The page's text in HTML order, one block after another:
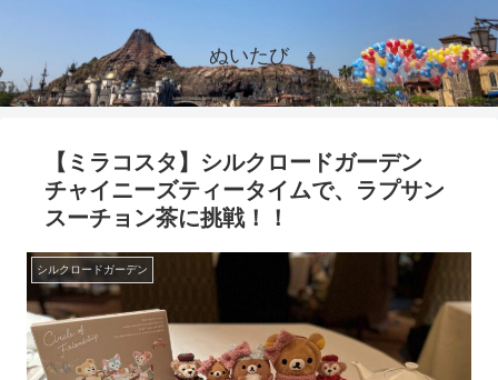
ぬいたび
【ミラコスタ】シルクロードガーデン
チャイニーズティータイムで、ラプサン
スーチョン茶に挑戦！！
シルクロードガーデン